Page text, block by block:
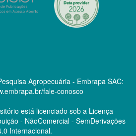
Agropecuária - Embrapa SAC:
fale-conosco
está licenciado sob a Licença
- NãoComercial - SemDerivações
Internacional.